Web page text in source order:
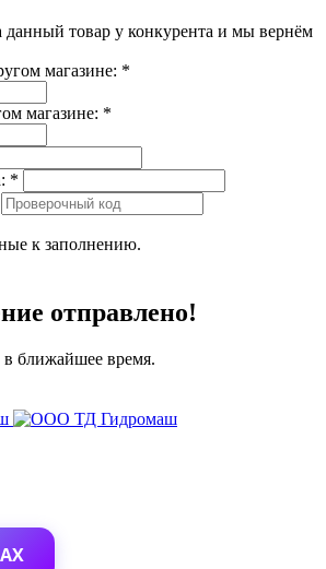
данный товар у конкурента и мы вернём
магазине: *
магазине: *
*
к заполнению.
отправлено!
ближайшее время.